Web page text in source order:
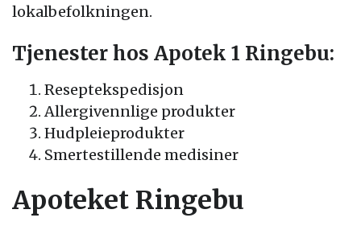
lokalbefolkningen.
Tjenester hos Apotek 1 Ringebu:
Reseptekspedisjon
Allergivennlige produkter
Hudpleieprodukter
Smertestillende medisiner
Apoteket Ringebu